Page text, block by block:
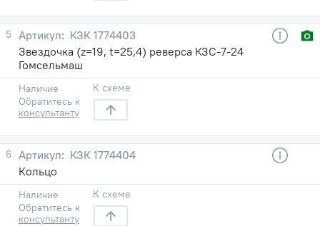
5
КЗК 1774403
Звездочка (z=19, t=25,4) реверса КЗС-7-24
Гомсельмаш
Наличие
Обратитесь к
консультанту
К схеме
6
КЗК 1774404
Кольцо
Наличие
Обратитесь к
консультанту
К схеме